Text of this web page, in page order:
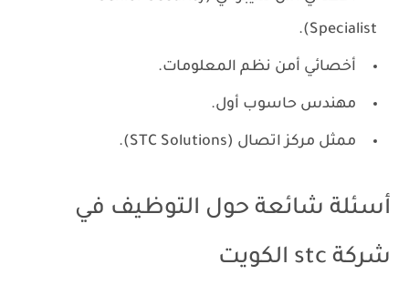
Specialist).
أخصائي أمن نظم المعلومات.
مهندس حاسوب أول.
ممثل مركز اتصال (STC Solutions).
أسئلة شائعة حول التوظيف في
شركة stc الكويت